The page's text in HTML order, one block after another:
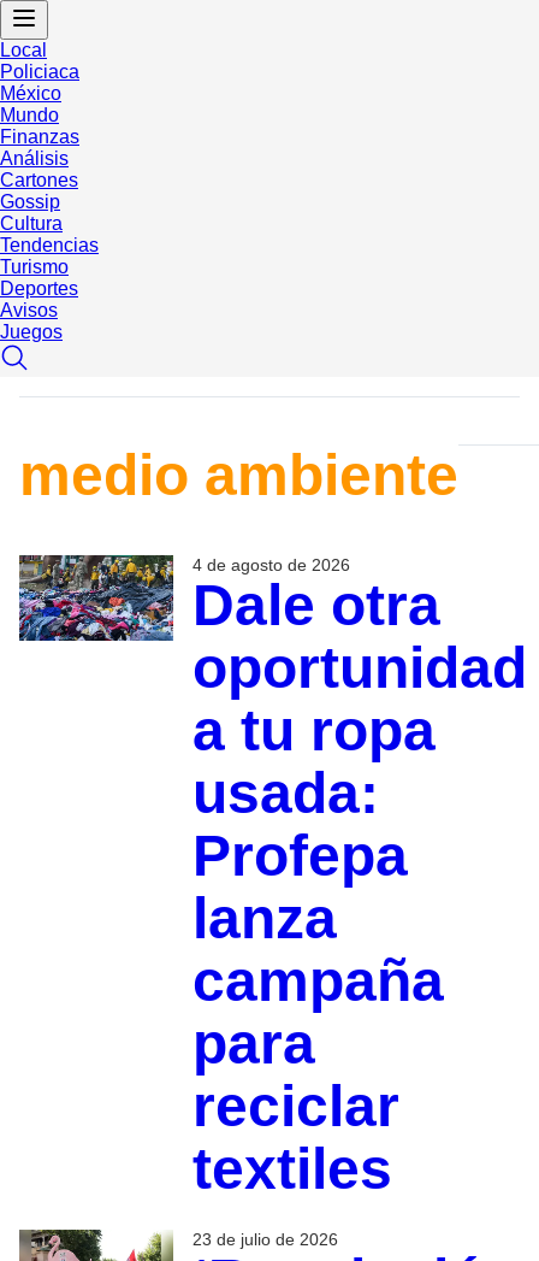
Local
Policiaca
México
Mundo
Finanzas
Análisis
Cartones
Gossip
Cultura
Tendencias
Turismo
Deportes
Avisos
Juegos
medio ambiente
4 de agosto de 2026
Dale otra
oportunidad
a tu ropa
usada:
Profepa
lanza
campaña
para
reciclar
textiles
23 de julio de 2026